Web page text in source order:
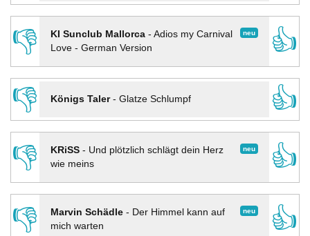
👎
neu
KI Sunclub Mallorca- Adios my Carnival
Love - German Version
👍
👎
Königs Taler- Glatze Schlumpf
👍
👎
neu
KRiSS- Und plötzlich schlägt dein Herz
wie meins
👍
👎 neu
Marvin Schädle- Der Himmel kann auf
mich warten
👍